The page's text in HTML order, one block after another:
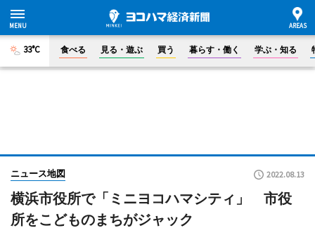
33°C 食べる 見る・遊ぶ 買う 暮らす・働く 学ぶ・知る
ニュース地図 2022.08.13
横浜市役所で「ミニヨコハマシティ」 市役
所をこどものまちがジャック